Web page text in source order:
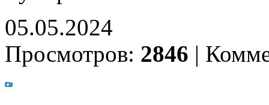
05.05.2024
Просмотров: 2846 |